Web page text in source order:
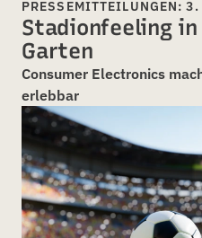
PRESSEMITTEILUNGEN:
Stadionfeeling in
Garten
Consumer Electronics
erlebbar